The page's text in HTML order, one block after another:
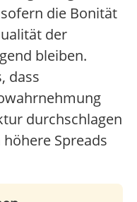
die Bonität
der
bleiben.
dass
durchschlagen
Spreads